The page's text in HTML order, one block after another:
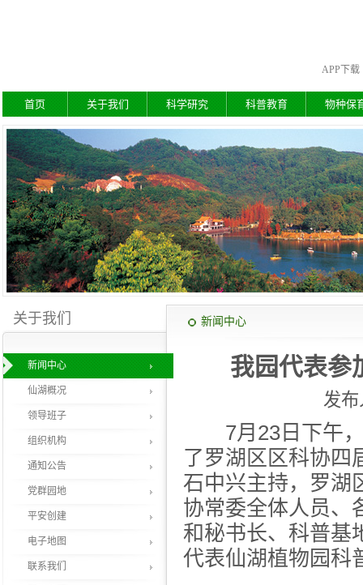
APP下载
首页 关于我们 科学研究 科普教育 物种保
新闻中心
我园代表参
发
7月23日下午，
了罗湖区区科协四
石中兴主持，罗湖
协常委全体人员、
和秘书长、科普基
代表仙湖植物园科
关于我们
新闻中心
仙湖概况
领导班子
组织机构
通知公告
党群园地
平安创建
电子地图
联系我们